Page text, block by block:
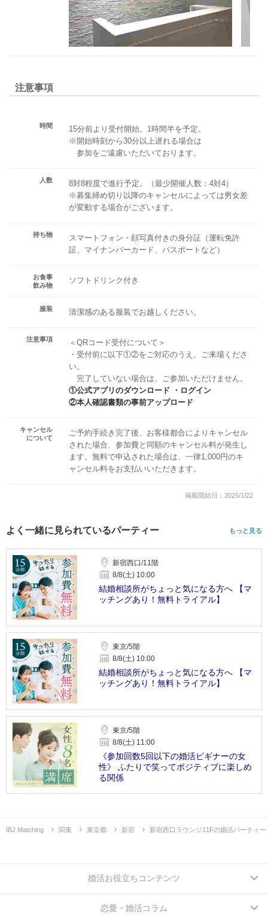
注意事項
時間
15分前より受付開始。1時間半を予定。
※開始時刻から30分以上遅れる場合は
参加をご遠慮いただいております。
人数
8対8程度で進行予定。（最少開催人数：4対4）
※募集締め切り以降のキャンセルによっては男女差
が変動する場合がございます。
持ち物
スマートフォン・顔写真付きの身分証（運転免許
証、マイナンバーカード、パスポートなど）
お食事
飲み物
ソフトドリンク付き
服装 清潔感のある服装でお越しください。
注意事項
＜QRコード受付について＞
・受付前に以下①②をご対応のうえ、ご来場くださ
い。
完了していない場合は、ご参加いただけません。
①公式アプリのダウンロード ・ログイン
②本人確認書類の事前アップロード
キャンセル
について
ご予約手続き完了後、お客様都合によりキャンセル
された場合、参加費と同額のキャンセル料が発生し
ます。無料で申込された場合は、一律1,000円のキ
ャンセル料をお支払いいただきます。
掲載開始日：2025/1/22
よく一緒に見られているパーティー もっと見る
新宿西口/11階
8/8(土) 10:00
結婚相談所がちょっと気になる方へ 【マ
ッチングあり！無料トライアル】
東京/5階
8/8(土) 10:00
結婚相談所がちょっと気になる方へ 【マ
ッチングあり！無料トライアル】
東京/5階
8/8(土) 11:00
《参加回数5回以下の婚活ビギナーの女
性》 ふたりで笑ってポジティブに楽しめ
る関係
IBJ Matching 関東 東京都 新宿 新宿西口ラウンジ11Fの婚活パーティー
婚活お役立ちコンテンツ
恋愛・婚活コラム